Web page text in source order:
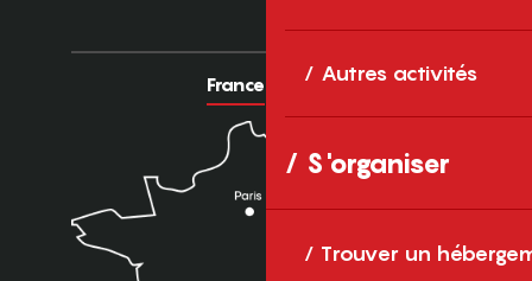
Autres activités
S'organiser
Trouver un
France Europe